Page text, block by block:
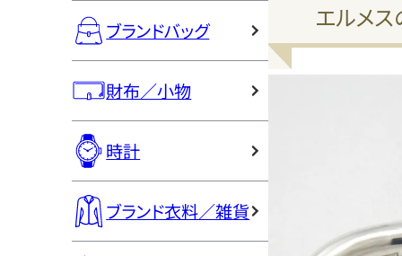
ブランドバッグ
財布／小物
時計
ブランド衣料／雑貨
エルメス